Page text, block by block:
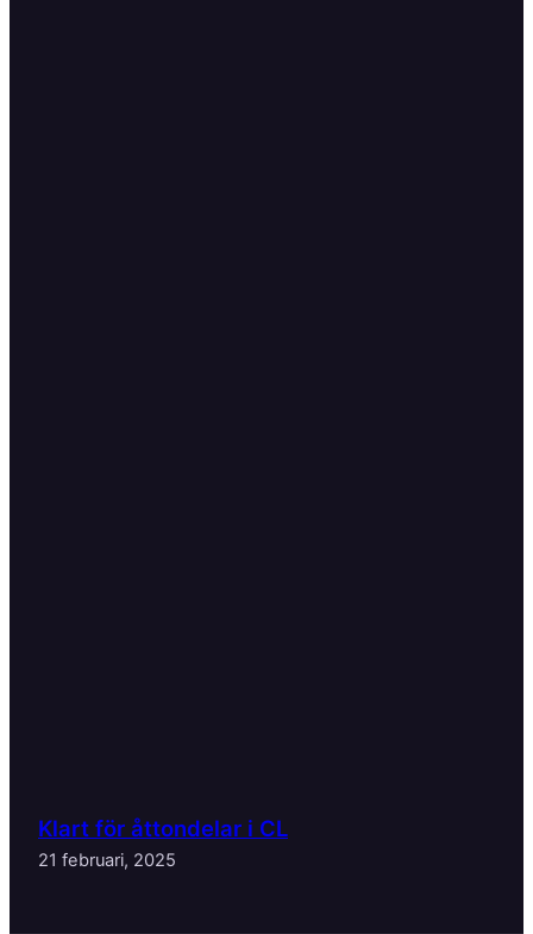
Klart för åttondelar i CL
21 februari, 2025